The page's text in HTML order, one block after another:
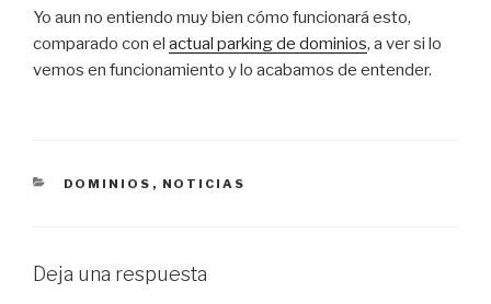
Yo aun no entiendo muy bien cómo funcionará esto,
comparado con el actual parking de dominios, a ver si lo
vemos en funcionamiento y lo acabamos de entender.
CATEGORÍAS
DOMINIOS , NOTICIAS
Deja una respuesta